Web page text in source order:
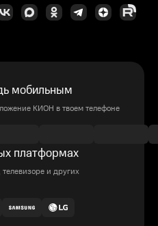
мобильным
КИОН в твоем телефоне
платформах
и других